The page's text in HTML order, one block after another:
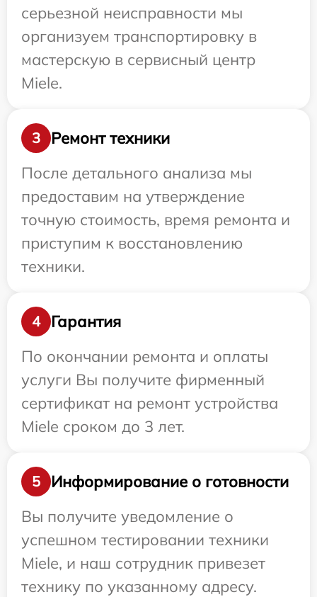
серьезной неисправности мы
организуем транспортировку в
мастерскую в сервисный центр
Miele.
3
Ремонт техники
После детального анализа мы
предоставим на утверждение
точную стоимость, время ремонта и
приступим к восстановлению
техники.
4
Гарантия
По окончании ремонта и оплаты
услуги Вы получите фирменный
сертификат на ремонт устройства
Miele сроком до 3 лет.
5
Информирование о готовности
Вы получите уведомление о
успешном тестировании техники
Miele, и наш сотрудник привезет
технику по указанному адресу.